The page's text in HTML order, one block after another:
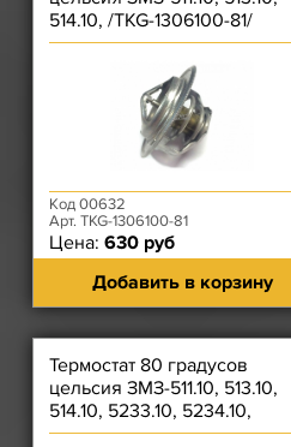
514.10, /TKG-1306100-81/
Код 00632
Арт. TKG-1306100-81
Цена: 630 руб
Добавить в корзину
Термостат 80 градусов
цельсия ЗМЗ-511.10, 513.10,
514.10, 5233.10, 5234.10,
5231.10, 52342.10